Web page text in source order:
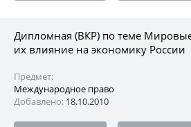
Дипломная (ВКР) по теме
их влияние на экономику России
Предмет:
Международное право
Добавлено: 18.10.2010